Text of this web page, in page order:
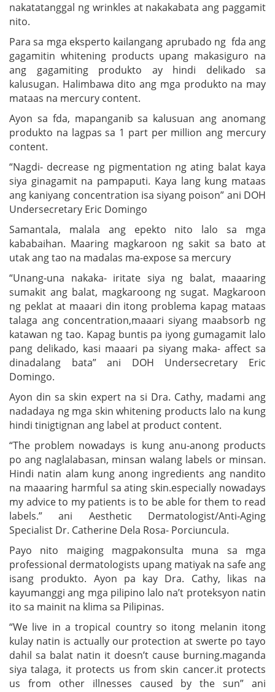
nakatatanggal ng wrinkles at nakakabata ang paggamit
nito.
Para sa mga eksperto kailangang aprubado ng fda ang
gagamitin whitening products upang makasiguro na
ang gagamiting produkto ay hindi delikado sa
kalusugan. Halimbawa dito ang mga produkto na may
mataas na mercury content.
Ayon sa fda, mapanganib sa kalusuan ang anomang
produkto na lagpas sa 1 part per million ang mercury
content.
“Nagdi- decrease ng pigmentation ng ating balat kaya
siya ginagamit na pampaputi. Kaya lang kung mataas
ang kaniyang concentration isa siyang poison” ani DOH
Undersecretary Eric Domingo
Samantala, malala ang epekto nito lalo sa mga
kababaihan. Maaring magkaroon ng sakit sa bato at
utak ang tao na madalas ma-expose sa mercury
“Unang-una nakaka- iritate siya ng balat, maaaring
sumakit ang balat, magkaroong ng sugat. Magkaroon
ng peklat at maaari din itong problema kapag mataas
talaga ang concentration,maaari siyang maabsorb ng
katawan ng tao. Kapag buntis pa iyong gumagamit lalo
pang delikado, kasi maaari pa siyang maka- affect sa
dinadalang bata” ani DOH Undersecretary Eric
Domingo.
Ayon din sa skin expert na si Dra. Cathy, madami ang
nadadaya ng mga skin whitening products lalo na kung
hindi tinigtignan ang label at product content.
“The problem nowadays is kung anu-anong products
po ang naglalabasan, minsan walang labels or minsan.
Hindi natin alam kung anong ingredients ang nandito
na maaaring harmful sa ating skin.especially nowadays
my advice to my patients is to be able for them to read
labels.” ani Aesthetic Dermatologist/Anti-Aging
Specialist Dr. Catherine Dela Rosa- Porciuncula.
Payo nito maiging magpakonsulta muna sa mga
professional dermatologists upang matiyak na safe ang
isang produkto. Ayon pa kay Dra. Cathy, likas na
kayumanggi ang mga pilipino lalo na’t proteksyon natin
ito sa mainit na klima sa Pilipinas.
“We live in a tropical country so itong melanin itong
kulay natin is actually our protection at swerte po tayo
dahil sa balat natin it doesn’t cause burning.maganda
siya talaga, it protects us from skin cancer.it protects
us from other illnesses caused by the sun” ani